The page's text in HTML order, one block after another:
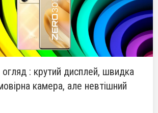
: крутий дисплей, швидка
камера, але невтішний